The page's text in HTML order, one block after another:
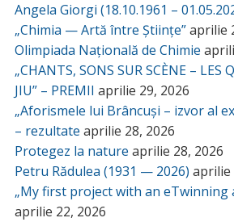
Angela Giorgi (18.10.1961 –
„Chimia — Artă între Științe”aprilie
Olimpiada Națională de Chimie
„CHANTS, SONS SUR SCÈNE – LES
JIU” – PREMII aprilie 29, 2026
„Aforismele lui Brâncuși – izvor al
– rezultate aprilie 28, 2026
Protegez la nature aprilie 28, 2026
Petru Rădulea (1931 — 2026) aprilie
„My first project with an eTwinning
aprilie 22, 2026